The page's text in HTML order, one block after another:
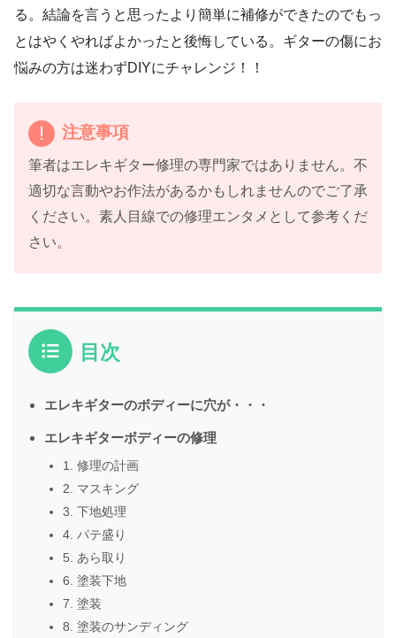
る。結論を言うと思ったより簡単に補修ができたのでもっ
とはやくやればよかったと後悔している。ギターの傷にお
悩みの方は迷わずDIYにチャレンジ！！
注意事項
筆者はエレキギター修理の専門家ではありません。不
適切な言動やお作法があるかもしれませんのでご了承
ください。素人目線での修理エンタメとして参考くだ
さい。
目次
エレキギターのボディーに穴が・・・
エレキギターボディーの修理
1. 修理の計画
2. マスキング
3. 下地処理
4. パテ盛り
5. あら取り
6. 塗装下地
7. 塗装
8. 塗装のサンディング